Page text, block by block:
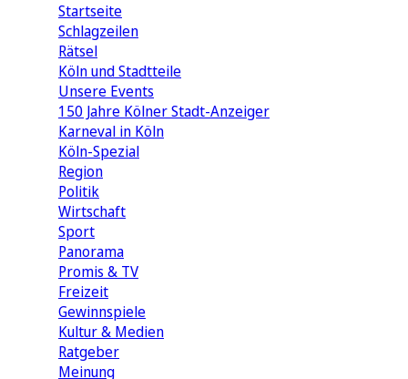
Startseite
Schlagzeilen
Rätsel
Köln und Stadtteile
Unsere Events
150 Jahre Kölner Stadt-Anzeiger
Karneval in Köln
Köln-Spezial
Region
Politik
Wirtschaft
Sport
Panorama
Promis & TV
Freizeit
Gewinnspiele
Kultur & Medien
Ratgeber
Meinung